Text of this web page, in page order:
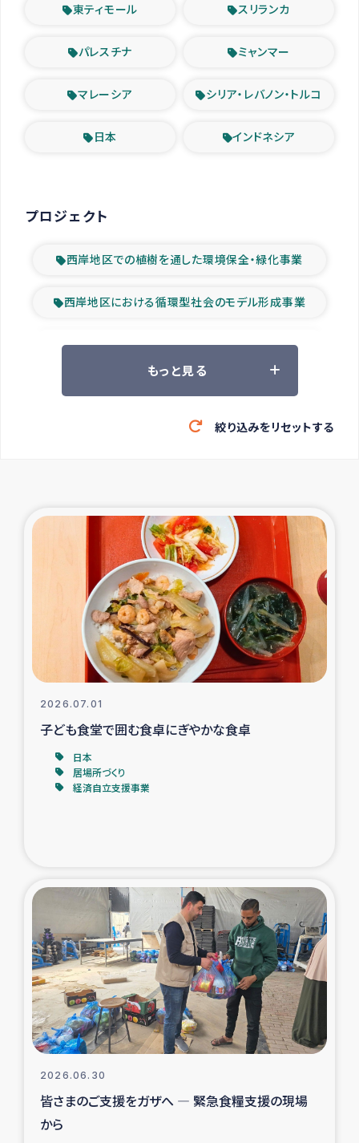
東ティモール スリランカ
パレスチナ ミャンマー
マレーシア シリア・レバノン・トルコ
日本 インドネシア
プロジェクト
西岸地区での植樹を通した環境保全・緑化事業
西岸地区における循環型社会のモデル形成事業
ツアー参加者の声
緊急救援の時代
東ティモール豪雨緊急支援
大雨による洪水被災者支援
カカオ生産者支援事業
シリア国内避難民・帰還民の生活再建支援
トルコにおけるシリア難民支援事業
インドネシア中部 スラウェシの地震・津波被災者支援
スリランカ ムライティブ県帰還民の生活再建支援
スリランカ南部洪水被災者支援
スリランカの南北女性をつなぐサリー・リサイクル・プロ
ジェクト
復興支援事業
民際教育事業
もっと見る
絞り込みをリセットする
2026.07.01
子ども食堂で囲む食卓にぎやかな食卓
日本
居場所づくり
経済自立支援事業
2026.06.30
皆さまのご支援をガザへ ― 緊急食糧支援の現場
から